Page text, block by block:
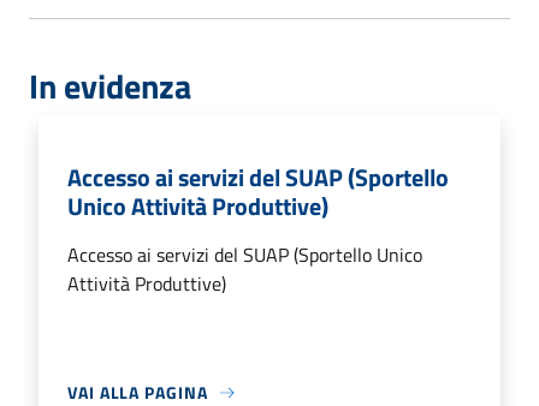
In evidenza
Accesso ai servizi del SUAP (Sportello
Unico Attività Produttive)
Accesso ai servizi del SUAP (Sportello Unico
Attività Produttive)
VAI ALLA PAGINA